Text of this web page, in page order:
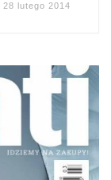
28 lutego 2014